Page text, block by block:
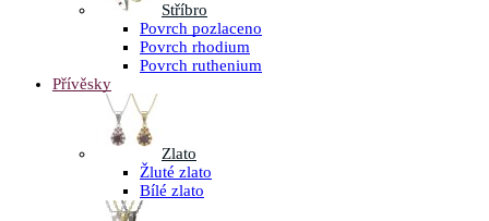
Stříbro
Povrch pozlaceno
Povrch rhodium
Povrch ruthenium
Přívěsky
Zlato
Žluté zlato
Bílé zlato